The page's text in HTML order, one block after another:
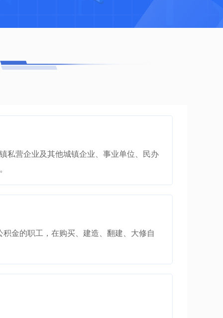
私营企业及其他城镇企业、事业单位、民办
金的职工，在购买、建造、翻建、大修自